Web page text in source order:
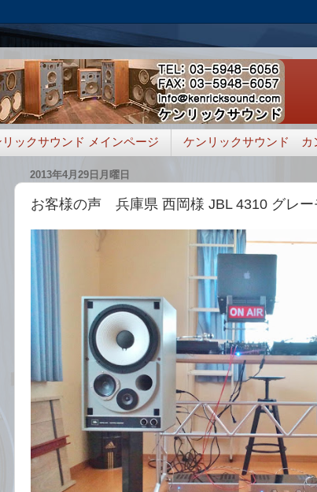
ックサウンド メインページ ケンリックサウンド カ
2013年4月29日月曜日
お客様の声 兵庫県 西岡様 JBL 4310 グレー